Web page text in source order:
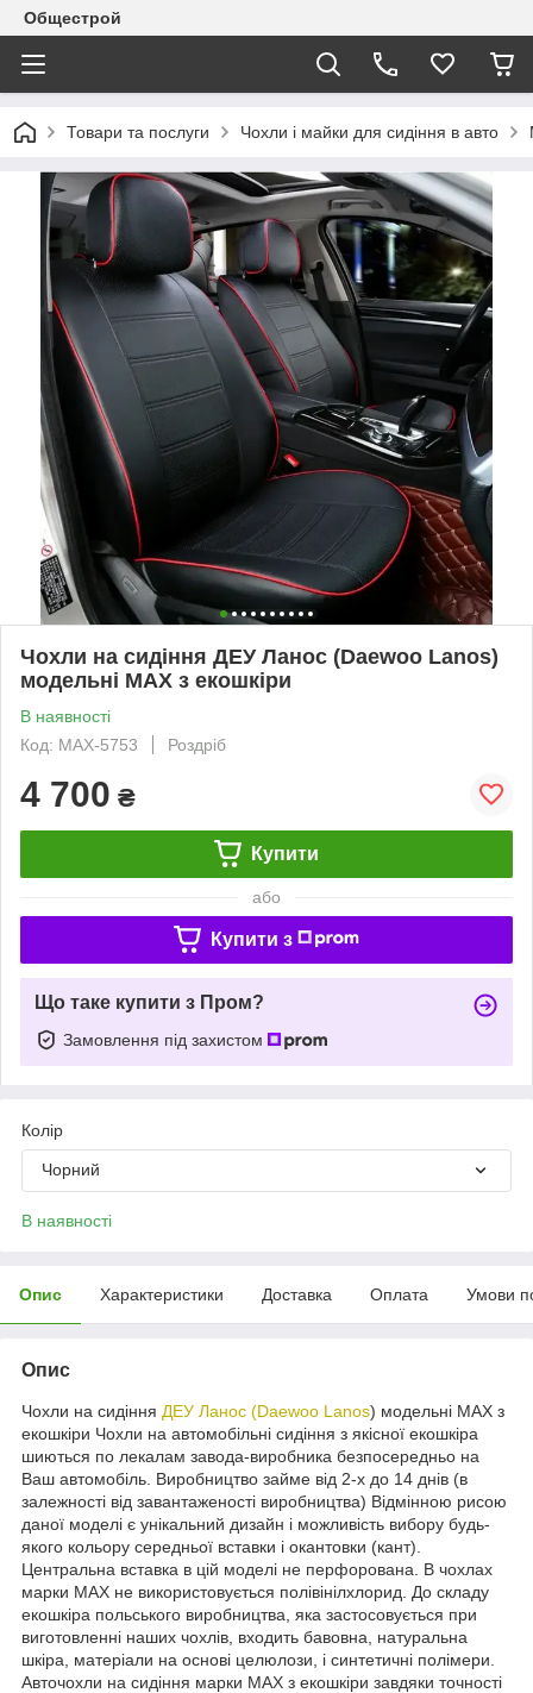
Общестрой
Товари та послуги Чохли і майки для сидіння в авто
Чохли на сидіння ДЕУ Ланос (Daewoo Lanos)
модельні MAX з екошкіри
В наявності
Код: MAX-5753
Роздріб
4 700 ₴
Купити
або
Купити з
Що таке купити з Пром?
Замовлення під захистом
Колір
Чорний
В наявності
Опис Характеристики Доставка Оплата Умови
Опис
Чохли на сидіння ДЕУ Ланос (Daewoo Lanos) модельні MAX з
екошкіри Чохли на автомобільні сидіння з якісної екошкіра
шиються по лекалам завода-виробника безпосередньо на
Ваш автомобіль. Виробництво займе від 2-х до 14 днів (в
залежності від завантаженості виробництва) Відмінною рисою
даної моделі є унікальний дизайн і можливість вибору будь-
якого кольору середньої вставки і окантовки (кант).
Центральна вставка в цій моделі не перфорована. В чохлах
марки MAX не використовується полівінілхлорид. До складу
екошкіра польського виробництва, яка застосовується при
виготовленні наших чохлів, входить бавовна, натуральна
шкіра, матеріали на основі целюлози, і синтетичні полімери.
Авточохли на сидіння марки MAX з екошкіри завдяки точності